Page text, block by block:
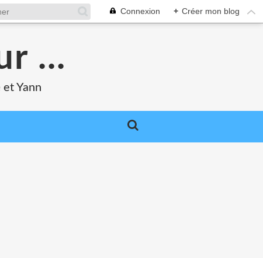
Connexion + Créer mon blog
...
Yann